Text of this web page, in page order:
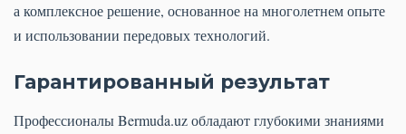
а комплексное решение, основанное на многолетнем опыте
и использовании передовых технологий.
Гарантированный результат
Профессионалы Bermuda.uz обладают глубокими знаниями